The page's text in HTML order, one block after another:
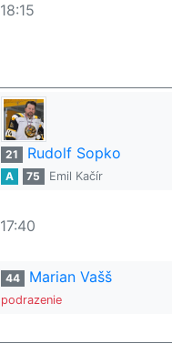
18:15
21
Rudolf Sopko
A 75 Emil Kačír
17:40
44 Marian Vašš
podrazenie